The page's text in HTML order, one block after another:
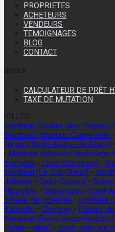
PROPRIETES
ACHETEURS
VENDEURS
TEMOIGNAGES
BLOG
CONTACT
CALCULATEUR DE PRÊT
TAXE DE MUTATION
Montréal (Rivière-des-Prairies/
Montréal (Ahuntsic-Cartierville)
Neiges/Notre-Dame-de-Grâce)
Montréal (Mercier/Hochelaga-
Eustache
Laval (Duvernay)
Montréal (Le Sud-Ouest)
Julienne
Saint-Sauveur
Hippolyte
Shawinigan Saint-
Émélie-de-l'Énergie
Montréal
Blainville
Chertsey Dollard-
Montréal (Pierrefonds-Roxboro)
Petite-Patrie)
Saint-Jean-sur-